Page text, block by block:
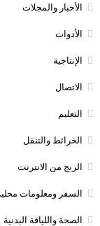
الأخبار والمجلات
الأدوات
الإنتاجية
الاتصال
التعليم
الخرائط والتنقل
الربج من الانترنت
السفر ومعلومات
الصحة واللياقة البدنية